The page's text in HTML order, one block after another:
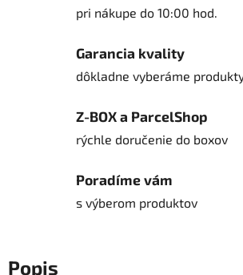
pri nákupe do 10:00 hod.
Garancia kvality
dôkladne vyberáme
Z-BOX a ParcelShop
rýchle doručenie do boxov
Poradíme vám
s výberom produktov
Popis